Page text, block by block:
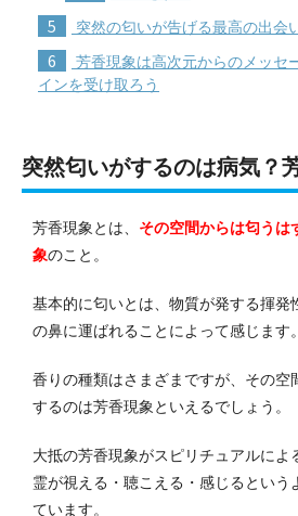
5 突然の匂いが告げる最高の出会
6
芳香現象は高次元からのメッセ
インを受け取ろう
突然匂いがするのは病気？
芳香現象とは、 その空間からは匂うは
象のこと。
基本的に匂いとは、物質が発する揮発
の鼻に運ばれることによって感じます。
香りの種類はさまざまですが、その空
するのは芳香現象といえるでしょう。
大抵の芳香現象がスピリチュアルによ
霊が視える・聴こえる・感じるという
ています。